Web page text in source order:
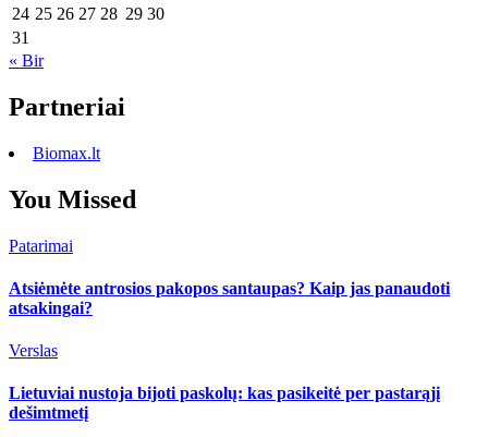
24 25 26 27 28 29 30
31
« Bir
Partneriai
Biomax.lt
You Missed
Patarimai
Atsiėmėte antrosios pakopos santaupas? Kaip jas panaudoti
atsakingai?
Verslas
Lietuviai nustoja bijoti paskolų: kas pasikeitė per pastarąjį
dešimtmetį